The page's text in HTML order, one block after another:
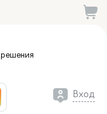
решения
Вход